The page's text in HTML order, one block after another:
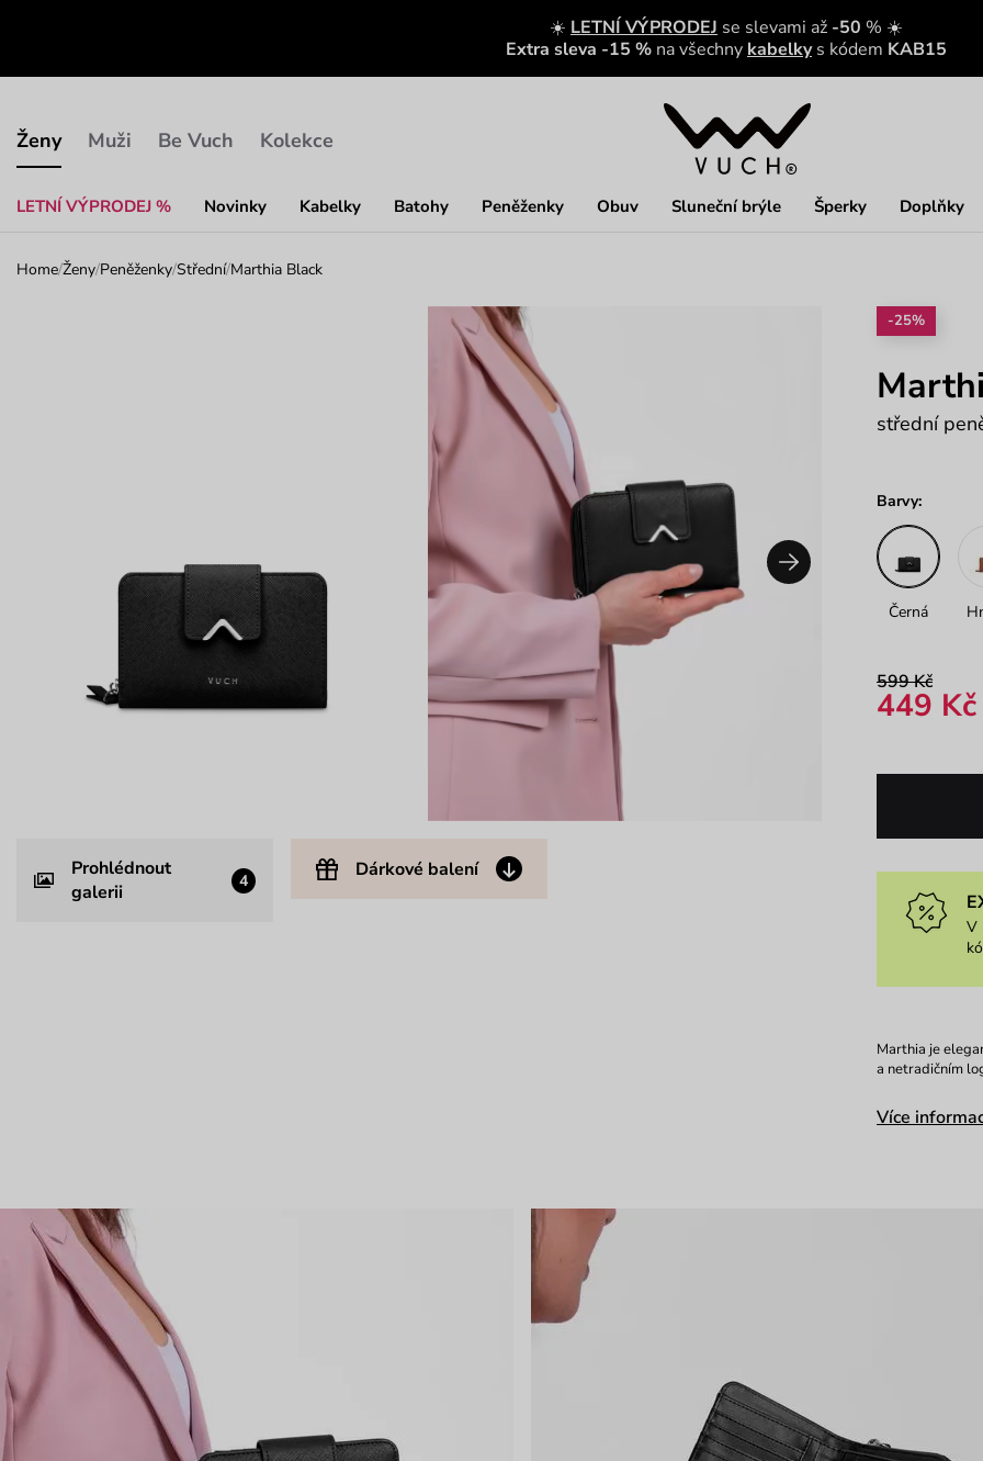
☀️ LETNÍ VÝPRODEJ se slevami až -50 % ☀️
Extra sleva -15 % na všechny kabelkys kódem KAB15
Ženy
LETNÍ VÝPRODEJ % Novinky Kabelky Batohy Peněženky Obuv Sluneční brýle Šperky Doplňky
Muži Be Vuch Kolekce
Home/Ženy/Peněženky/Střední/Marthia Black
Prohlédnout
galerii
4 Dárkové balení
-25%
střední
Barvy:
Černá
599 Kč
449 Kč
V
Marthia je
a netradičním
Více